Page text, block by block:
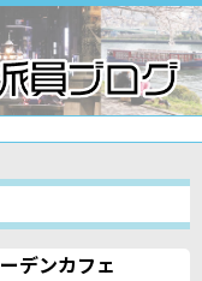
デンカフェ